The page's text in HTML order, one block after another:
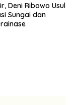
Deni Ribowo Usul
Sungai dan